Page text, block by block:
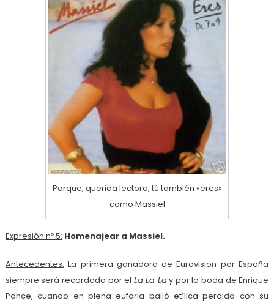
Porque, querida lectora, tú también «eres»
como Massiel
Expresión nº 5: Homenajear a Massiel.
Antecedentes: La primera ganadora de Eurovision por España
siempre será recordada por el La La Lay por la boda de Enrique
Ponce, cuando en plena euforia bailó etílica perdida con su